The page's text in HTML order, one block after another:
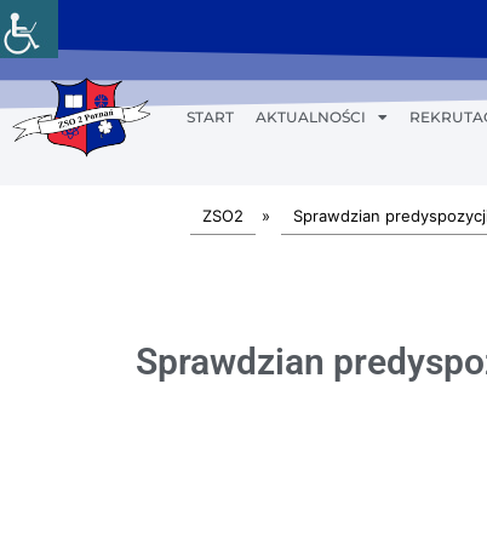
START AKTUALNOŚCI
ZSO2 » Sprawdzian
Sprawdzian